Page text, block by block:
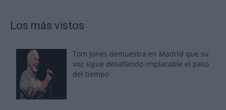
Los más vistos
Tom Jones demuestra en Madrid que su
voz sigue desafiando implacable el paso
del tiempo